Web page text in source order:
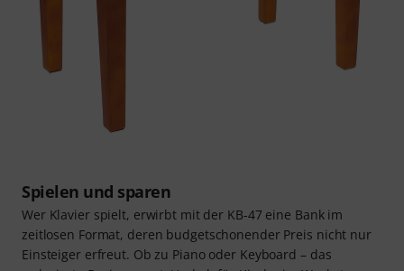
Spielen und sparen
Wer Klavier spielt, erwirbt mit der KB-47 eine Bank im
zeitlosen Format, deren budgetschonender Preis nicht nur
Einsteiger erfreut. Ob zu Piano oder Keyboard – das